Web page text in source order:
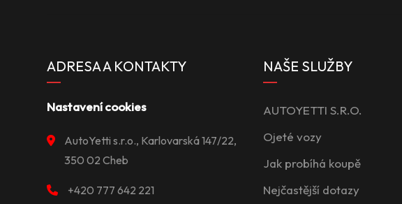
ADRESA A KONTAKTY
Nastavení cookies
AutoYetti s.r.o., Karlovarská 147/22,
350 02 Cheb
+420 777 642 221
NAŠE SLUŽBY
AUTOYETTI S.R.O.
Ojeté vozy
Jak probíhá koupě
Nejčastější dotazy